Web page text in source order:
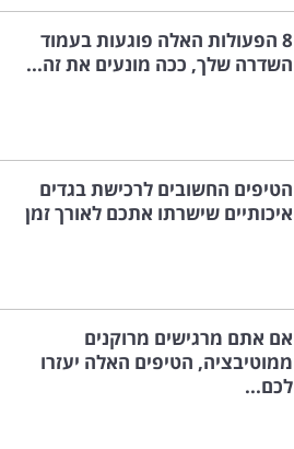
8 הפעולות האלה פוגעות בעמוד
השדרה שלך, ככה מונעים את זה...
הטיפים החשובים לרכישת בגדים
איכותיים שישרתו אתכם לאורך זמן
אם אתם מרגישים מרוקנים
ממוטיבציה, הטיפים האלה יעזרו
לכם...